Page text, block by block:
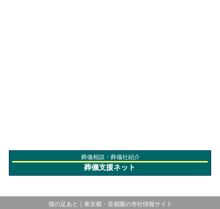
葬儀相談・葬儀社紹介
葬儀支援ネット
猫の足あと｜東京都・首都圏の寺社情報サイト